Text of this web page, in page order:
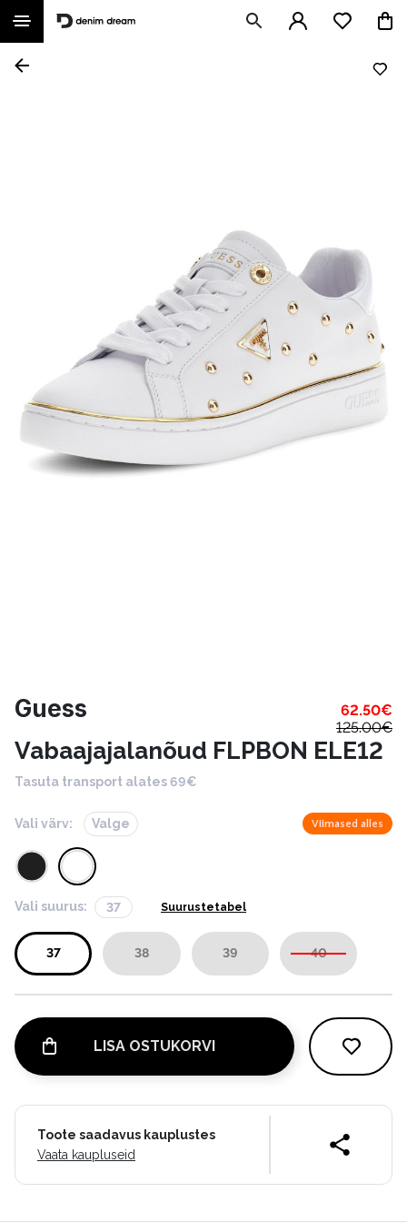
Guess 62.50€
125.00€
Vabaajajalanõud FLPBON ELE12
Tasuta transport alates 69€
Vali värv: Valge Viimased alles
Vali suurus: 37 Suurustetabel
37 38 39 40
LISA OSTUKORVI
Toote saadavus kauplustes
Vaata kaupluseid